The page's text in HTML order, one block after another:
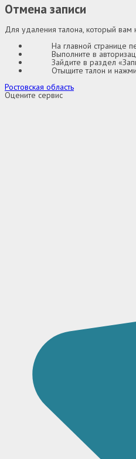
Отмена записи
Для удаления талона, который вам
На главной странице
Выполните в
Зайдите в раздел
Отыщите талон и
Ростовская область
Оцените сервис